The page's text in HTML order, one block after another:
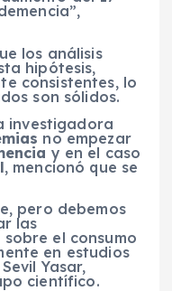
los análisis
hipótesis,
consistentes, lo
son sólidos.
investigadora
no empezar
y en el caso
, mencionó que se
pero debemos
las
el consumo
en estudios
Yasar,
científico.